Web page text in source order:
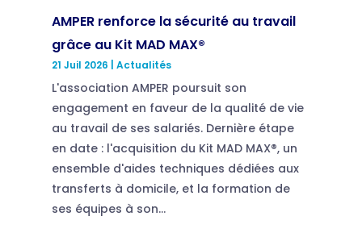
AMPER renforce la sécurité au travail
grâce au Kit MAD MAX®
21 Juil 2026 Actualités
L'association AMPER poursuit son
engagement en faveur de la qualité de vie
au travail de ses salariés. Dernière étape
en date : l'acquisition du Kit MAD MAX®, un
ensemble d'aides techniques dédiées aux
transferts à domicile, et la formation de
ses équipes à son...